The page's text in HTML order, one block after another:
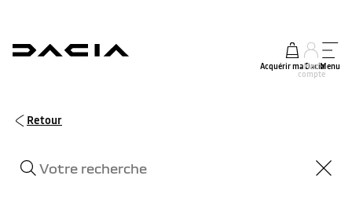
Acquérir ma Dacia
Mon
compte
Menu
Retour